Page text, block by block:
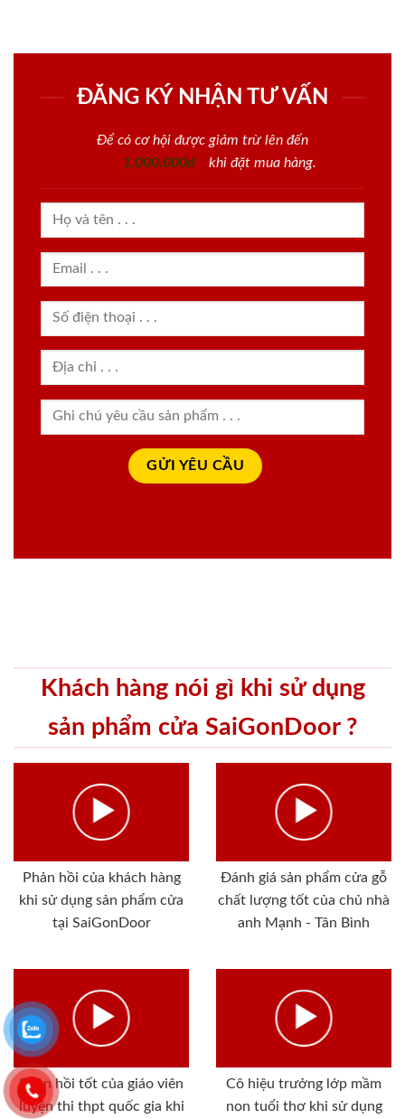
ĐĂNG KÝ NHẬN TƯ VẤN
Để có cơ hội được giảm trừ lên đến
1.000.000đ
khi đặt mua hàng.
Khách hàng nói gì khi sử dụng
sản phẩm cửa SaiGonDoor ?
Phản hồi của khách hàng
khi sử dụng sản phẩm cửa
tại SaiGonDoor
Đánh giá sản phẩm cửa gỗ
chất lượng tốt của chủ nhà
anh Mạnh - Tân Bình
Phản hồi tốt của giáo viên
luyện thi thpt quốc gia khi
Cô hiệu trưởng lớp mầm
non tuổi thơ khi sử dụng